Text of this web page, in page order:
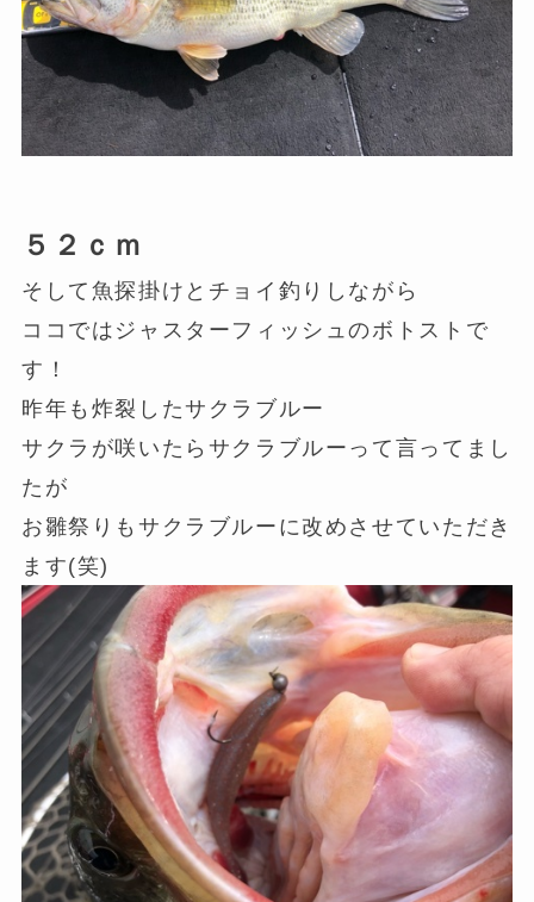
５２ｃｍ
そして魚探掛けとチョイ釣りしながら
ココではジャスターフィッシュのボトストで
す！
昨年も炸裂したサクラブルー
サクラが咲いたらサクラブルーって言ってまし
たが
お雛祭りもサクラブルーに改めさせていただき
ます(笑)